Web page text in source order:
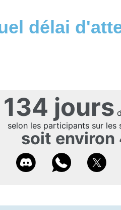
délai
134 jours
selon les participants sur les
soit environ